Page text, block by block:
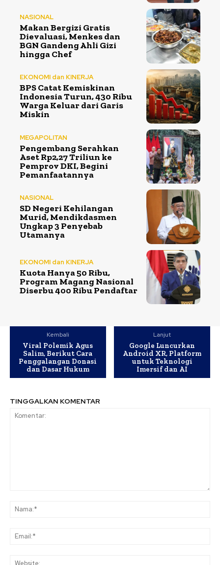
NASIONAL
Makan Bergizi Gratis
Dievaluasi, Menkes dan
BGN Gandeng Ahli Gizi
hingga Chef
EKONOMI dan KINERJA
BPS Catat Kemiskinan
Indonesia Turun, 430 Ribu
Warga Keluar dari Garis
Miskin
MEGAPOLITAN
Pengembang Serahkan
Aset Rp2,27 Triliun ke
Pemprov DKI, Begini
Pemanfaatannya
NASIONAL
SD Negeri Kehilangan
Murid, Mendikdasmen
Ungkap 3 Penyebab
Utamanya
EKONOMI dan KINERJA
Kuota Hanya 50 Ribu,
Program Magang Nasional
Diserbu 400 Ribu Pendaftar
Kembali
Viral Polemik Agus
Salim, Berikut Cara
Penggalangan Donasi
dan Dasar Hukum
Lanjut
Google Luncurkan
Android XR, Platform
untuk Teknologi
Imersif dan AI
TINGGALKAN KOMENTAR